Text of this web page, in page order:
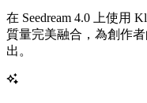
在 Seedream 4.0 上使用
質量完美融合，為創作
出。